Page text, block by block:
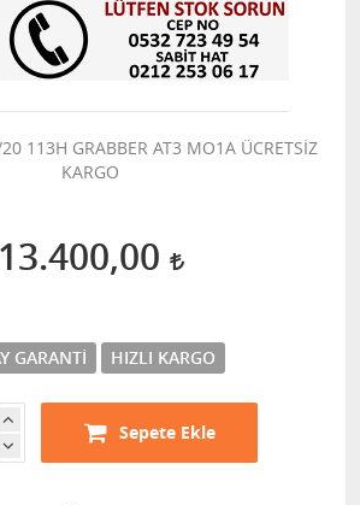
113H GRABBER AT3 MO1A ÜCRETSİZ
KARGO
13.400,00
GARANTI HIZLI KARGO
Sepete Ekle